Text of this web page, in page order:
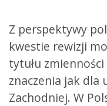
Z perspektywy
kwestie rewizji
tytułu
znaczenia jak dla
Zachodniej. W